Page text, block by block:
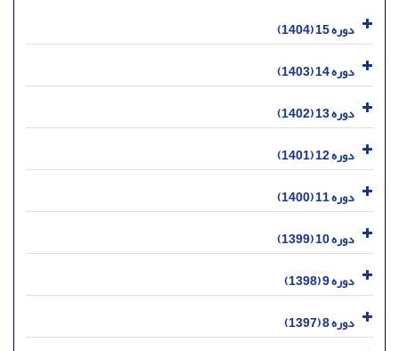
دوره 15 (1404)
دوره 14 (1403)
دوره 13 (1402)
دوره 12 (1401)
دوره 11 (1400)
دوره 10 (1399)
دوره 9 (1398)
دوره 8 (1397)